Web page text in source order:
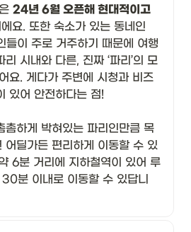
24년 6월 오픈해 현대적이고
요. 또한 숙소가 있는 동네인
들이 주로 거주하기 때문에 여행
시내와 다른, 진짜 ‘파리’의 모
요. 게다가 주변에 시청과 비즈
있어 안전하다는 점!
촘하게 박혀있는 파리인만큼 목
어딜가든 편리하게 이동할 수 있
6분 거리에 지하철역이 있어 루
분 이내로 이동할 수 있답니